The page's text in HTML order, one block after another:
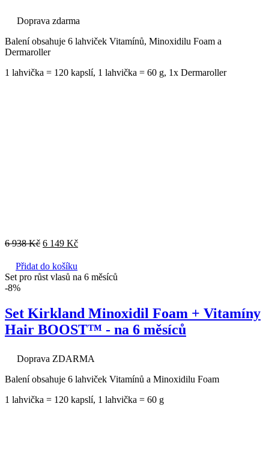
Doprava zdarma
Balení obsahuje 6 lahviček Vitamínů, Minoxidilu Foam a
Dermaroller
1 lahvička = 120 kapslí, 1 lahvička = 60 g, 1x Dermaroller
6 938Kč 6 149 Kč
Přidat do košíku
Set pro růst vlasů na 6 měsíců
-8%
Set Kirkland Minoxidil Foam + Vitamíny
Hair BOOST™ - na 6 měsíců
Doprava ZDARMA
Balení obsahuje 6 lahviček Vitamínů a Minoxidilu Foam
1 lahvička = 120 kapslí, 1 lahvička = 60 g